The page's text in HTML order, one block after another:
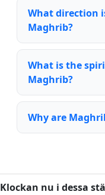
What direction
Maghrib?
What is the
Maghrib?
Why are
Klockan nu i dessa